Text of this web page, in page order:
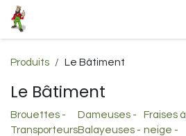
Se rendre au contenu
Produits Le Bâtiment
Le Bâtiment
Brouettes -
Transporteurs
Dameuses -
Balayeuses -
Fraises à
neige -